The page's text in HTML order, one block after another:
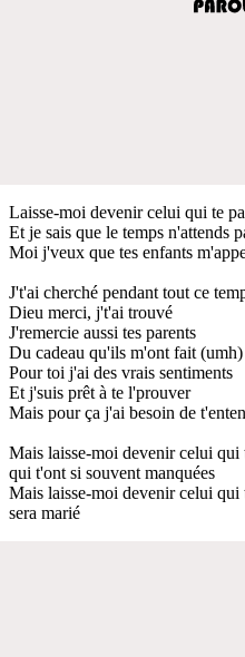
Laisse-moi devenir celui qui te
Et je sais que le temps n'attends
Moi j'veux que tes enfants
J't'ai cherché pendant tout ce
Dieu merci, j't'ai trouvé
J'remercie aussi tes parents
Du cadeau qu'ils m'ont fait (umh)
Pour toi j'ai des vrais sentiments
Et j'suis prêt à te l'prouver
Mais pour ça j'ai besoin de
Mais laisse-moi devenir celui qui
qui t'ont si souvent manquées
Mais laisse-moi devenir celui qui
sera marié